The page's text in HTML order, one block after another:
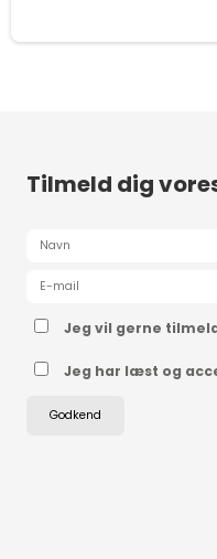
Tilmeld dig
Jeg vil gerne
Jeg har læst og
Godkend